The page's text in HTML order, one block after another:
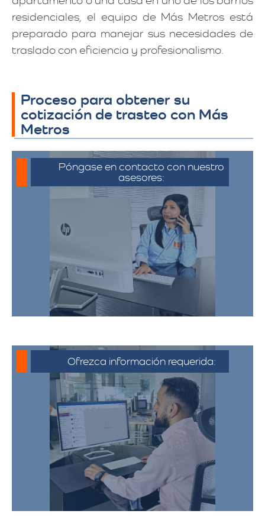
residenciales, el equipo de Más Metros está
preparado para manejar sus necesidades de
traslado con eficiencia y profesionalismo.
Proceso para obtener su
cotización de trasteo con Más
Metros
Póngase en contacto con nuestro
asesores:
Para iniciar el proceso de solicitud de
cotización, puede comunicarse a través
de whatsapp haciendo click en cotizar.​
Ofrezca información requerida:
Debe proporcionar información detallada
sobre la mudanza, incluyendo la dirección
de origen y destino, el tipo y cantidad de
pertenencias.​